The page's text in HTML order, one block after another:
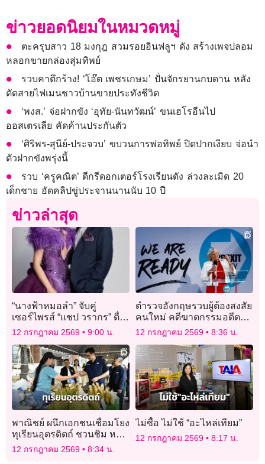
ข่าวยอดนิยมในหมวดหมู่
ตะครุบสาว 18 มงกุฎ สวมรอยอินฟลูฯ ดัง สร้างเพจปลอม
หลอกขายกล่องสุ่มทิพย์
รวบคาตึกร้าง! ‘โอ๊ต เพชรเกษม’ ปั่นจักรยานกบดาน หลัง
ตัดสายไฟเมนชาวบ้านขายประทังชีวิต
‘พงส.’ จ่อฝากขัง ‘อุทัย-นันทวัฒน์’ ขนเฮโรอีนไป
ออสเตรเลีย คัดค้านประกันตัว
‘ศิริพร-สุนีย์-ประจวบ’ ขบวนการพ่อทิพย์ ปิดปากเงียบ จ่อนำ
ตัวฝากขังพรุ่งนี้
รวบ ‘ครูคณิต’ ดีกรีดอกเตอร์โรงเรียนดัง ล่วงละเมิด 20
เด็กชาย อัดคลิปขู่ประจานนานนับ 10 ปี
ข่าวล่าสุด
“นางฟ้าหมอลำ” จับคู่
เซอร์ไพรส์ “แชป วรากร” ตื่น
เต้น ประกบหมอลำดาวรุ่ง
“ยูกิ เพ็ญผกา”
12 กรกฎาคม 2569 9:00 น.
ตำรวจอังกฤษรวบผู้ต้องสงสัย
คนใหม่ คดีฆาตกรรมอดีต
รัฐมนตรีหญิง
12 กรกฎาคม 2569 8:36 น.
พาณิชย์ ผนึกเอกชนเชื่อมโยง
ทุเรียนอุตรดิตถ์ ชวนชิม หลง-
หลินลับแล
12 กรกฎาคม 2569 8:34 น.
ไม่ซื้อ ไม่ใช้ “อะไหล่เทียม”
12 กรกฎาคม 2569 8:17 น.